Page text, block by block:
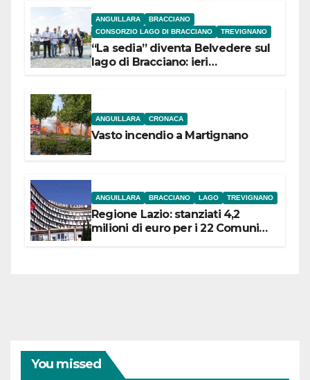
ANGUILLARA
BRACCIANO
CONSORZIO LAGO DI BRACCIANO
TREVIGNANO
“La sedia” diventa Belvedere sul
lago di Bracciano: ieri
ANGUILLARA CRONACA
Vasto incendio a Martignano
ANGUILLARA BRACCIANO LAGO TREVIGNANO
Regione Lazio: stanziati 4,2
milioni di euro per i 22 Comuni
You missed